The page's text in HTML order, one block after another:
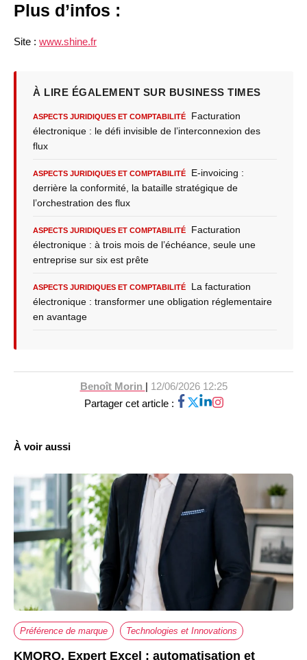
Plus d’infos :
Site : www.shine.fr
À LIRE ÉGALEMENT SUR BUSINESS TIMES
ASPECTS JURIDIQUES ET COMPTABILITÉ
Facturation
électronique : le défi invisible de l’interconnexion des
flux
ASPECTS JURIDIQUES ET COMPTABILITÉ
E-invoicing :
derrière la conformité, la bataille stratégique de
l’orchestration des flux
ASPECTS JURIDIQUES ET COMPTABILITÉ
Facturation
électronique : à trois mois de l’échéance, seule une
entreprise sur six est prête
ASPECTS JURIDIQUES ET COMPTABILITÉ
La facturation
électronique : transformer une obligation réglementaire
en avantage
Benoît Morin | 12/06/2026 12:25
Partager cet article :
À voir aussi
Préférence de marque Technologies et Innovations
KMORO, Expert Excel : automatisation et